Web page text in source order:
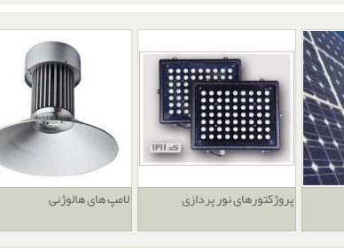
پروژکتورهای نور پردازی لامپ های هالوژنی